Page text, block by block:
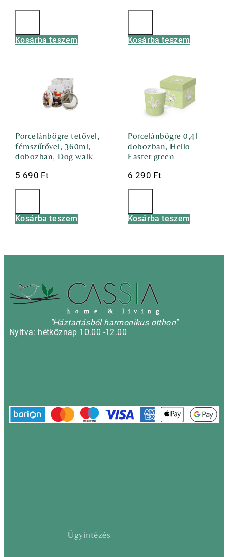
Kosárba teszem Kosárba teszem
Porcelánbögre tetővel,
fémszűrővel, 360ml,
dobozban, Dog walk
5 690 Ft
Kosárba teszem
Porcelánbögre 0,4l
dobozban, Hello
Easter green
6 290 Ft
Kosárba teszem
h o m e & l i v i n g
"Háztartásból harmonikus otthon"
Nyitva: hétköznap 10.00 -12.00
Ügyintézés